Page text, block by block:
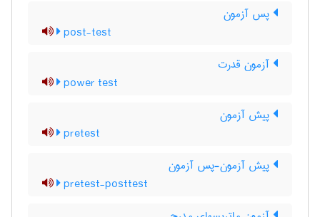
پس آزمون
post-test
آزمون قدرت
power test
پیش آزمون
pretest
پیش آزمون-پس آزمون
pretest-posttest